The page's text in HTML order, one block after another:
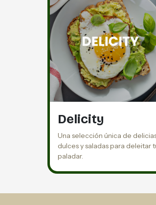
Delicity
Una selección única de
dulces y saladas para deleitar
paladar.